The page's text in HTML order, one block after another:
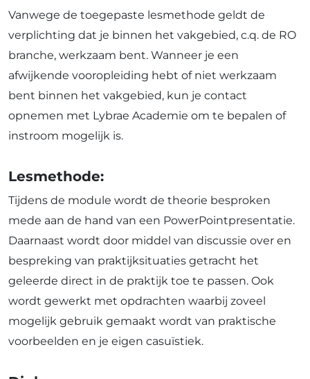
Vanwege de toegepaste lesmethode geldt de
verplichting dat je binnen het vakgebied, c.q. de RO
branche, werkzaam bent. Wanneer je een
afwijkende vooropleiding hebt of niet werkzaam
bent binnen het vakgebied, kun je contact
opnemen met Lybrae Academie om te bepalen of
instroom mogelijk is.
Lesmethode:
Tijdens de module wordt de theorie besproken
mede aan de hand van een PowerPointpresentatie.
Daarnaast wordt door middel van discussie over en
bespreking van praktijksituaties getracht het
geleerde direct in de praktijk toe te passen. Ook
wordt gewerkt met opdrachten waarbij zoveel
mogelijk gebruik gemaakt wordt van praktische
voorbeelden en je eigen casuïstiek.